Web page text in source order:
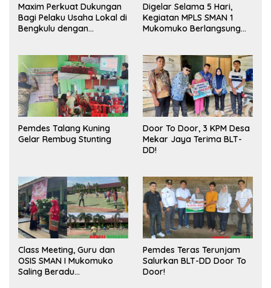
Maxim Perkuat Dukungan
Bagi Pelaku Usaha Lokal di
Bengkulu dengan
Pasar
Digelar Selama 5 Hari,
Kegiatan MPLS SMAN 1
Mukomuko Berlangsung
Pemdes Talang Kuning
Gelar Rembug Stunting
Door To Door, 3 KPM Desa
Mekar Jaya Terima BLT-
DD!
Class Meeting, Guru dan
OSIS SMAN I Mukomuko
Saling Beradu
Pemdes Teras Terunjam
Salurkan BLT-DD Door To
Door!